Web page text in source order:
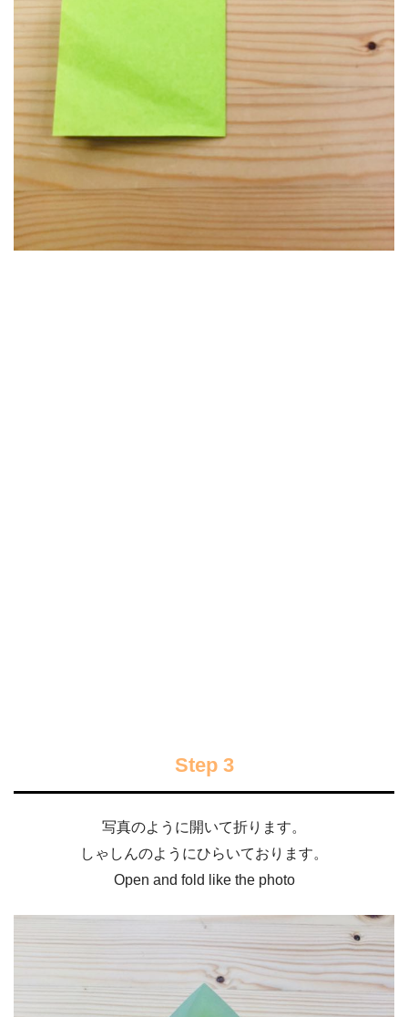
Step 3
写真のように開いて折ります。
しゃしんのようにひらいております。
Open and fold like the photo